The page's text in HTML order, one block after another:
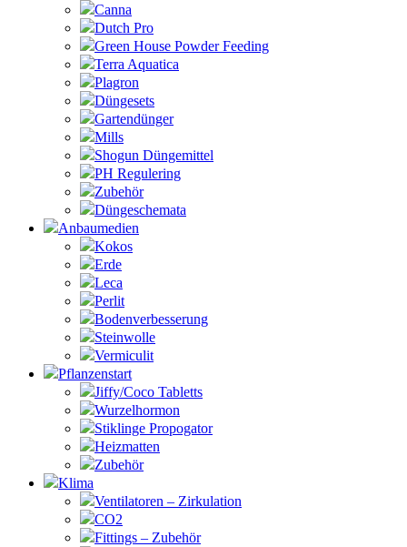
Canna
Dutch Pro
Green House Powder Feeding
Terra Aquatica
Plagron
Düngesets
Gartendünger
Mills
Shogun Düngemittel
PH Regulering
Zubehör
Düngeschemata
Anbaumedien
Kokos
Erde
Leca
Perlit
Bodenverbesserung
Steinwolle
Vermiculit
Pflanzenstart
Jiffy/Coco Tabletts
Wurzelhormon
Stiklinge Propogator
Heizmatten
Zubehör
Klima
Ventilatoren – Zirkulation
CO2
Fittings – Zubehör